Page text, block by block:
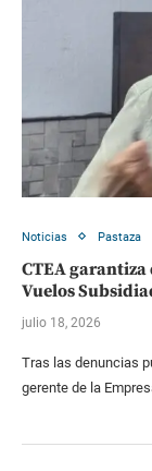
Noticias Pastaza
CTEA
Vuelos
julio 18, 2026
Tras las denuncias
gerente de la